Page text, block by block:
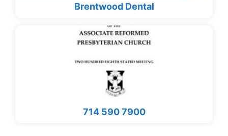
Brentwood Dental
714 590 7900